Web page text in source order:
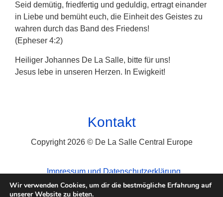
Seid demütig, friedfertig und geduldig, ertragt einander
in Liebe und bemüht euch, die Einheit des Geistes zu
wahren durch das Band des Friedens!
(Epheser 4:2)
Heiliger Johannes De La Salle, bitte für uns!
Jesus lebe in unseren Herzen. In Ewigkeit!
Kontakt
Copyright 2026 © De La Salle Central Europe
Impressum und Datenschutzerklärung
Wir verwenden Cookies, um dir die bestmögliche Erfahrung auf
unserer Website zu bieten.